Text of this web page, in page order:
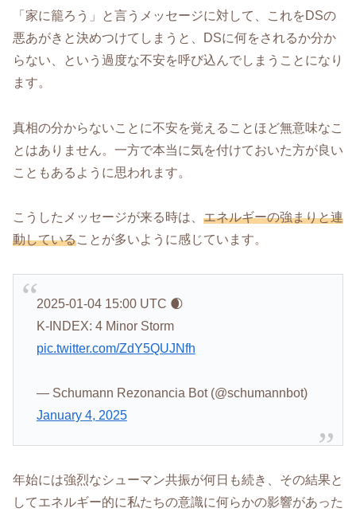
「家に籠ろう」と言うメッセージに対して、これをDSの
悪あがきと決めつけてしまうと、DSに何をされるか分か
らない、という過度な不安を呼び込んでしまうことになり
ます。
真相の分からないことに不安を覚えることほど無意味なこ
とはありません。一方で本当に気を付けておいた方が良い
こともあるように思われます。
こうしたメッセージが来る時は、 エネルギーの強まりと連
動していることが多いように感じています。
2025-01-04 15:00 UTC 🌒
K-INDEX: 4 Minor Storm
pic.twitter.com/ZdY5QUJNfh
— Schumann Rezonancia Bot (@schumannbot)
January 4, 2025
年始には強烈なシューマン共振が何日も続き、その結果と
してエネルギー的に私たちの意識に何らかの影響があった